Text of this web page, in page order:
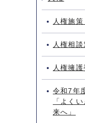
人権施
人権相
人権擁護
令和7年
「よく
来へ」